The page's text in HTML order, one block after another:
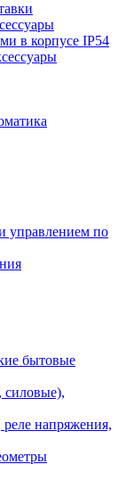
в корпусе IP54
управлением по
бытовые
силовые),
напряжения,